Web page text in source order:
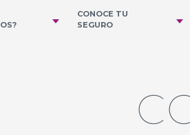
CONOCE TU
SEGURO